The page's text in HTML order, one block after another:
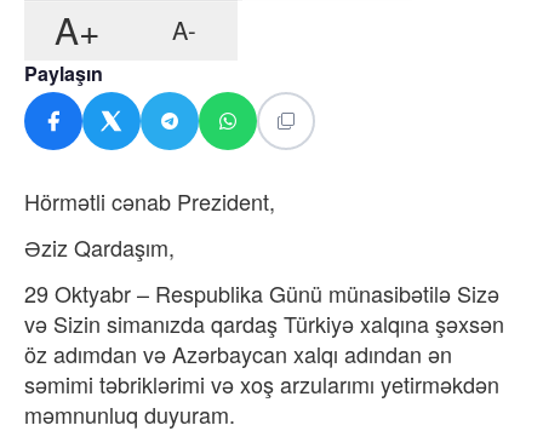
A+ A-
Paylaşın
Hörmətli cənab Prezident,
Əziz Qardaşım,
29 Oktyabr – Respublika Günü münasibətilə Sizə
və Sizin simanızda qardaş Türkiyə xalqına şəxsən
öz adımdan və Azərbaycan xalqı adından ən
səmimi təbriklərimi və xoş arzularımı yetirməkdən
məmnunluq duyuram.